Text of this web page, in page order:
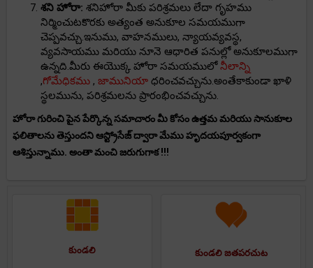
శని హోరా: శనిహోరా మీకు పరిశ్రమలు లేదా గృహము
నిర్మించుటకొరకు అత్యంత అనుకూల సమయముగా
చెప్పవచ్చు.ఇనుము, వాహనములు, న్యాయవ్యవస్థ,
వ్యవసాయము మరియు నూనె ఆధారిత పనుల్లో అనుకూలముగా
ఉన్నది.మీరు ఈయొక్క హోరా సమయములోనీలాన్ని
,గోమేధికము , జామునియా ధరించవచ్చును.అంతేకాకుండా ఖాళి
స్థలమును, పరిశ్రమలను ప్రారంభించవచ్చును.
హోరా గురించి పైన పేర్కొన్న సమాచారం మీ కోసం ఉత్తమ మరియు సానుకూల
ఫలితాలను తెస్తుందని ఆస్ట్రోసేజ్ ద్వారా మేము హృదయపూర్వకంగా
ఆశిస్తున్నాము. అంతా మంచి జరుగుగాక !!!
కుండలి కుండలి జతపరచుట